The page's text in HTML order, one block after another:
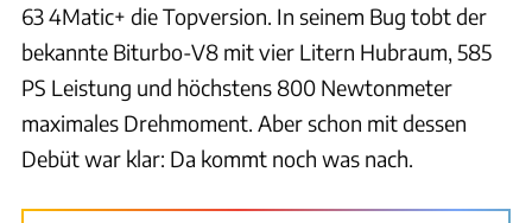
63 4Matic+ die Topversion. In seinem Bug tobt der
bekannte Biturbo-V8 mit vier Litern Hubraum, 585
PS Leistung und höchstens 800 Newtonmeter
maximales Drehmoment. Aber schon mit dessen
Debüt war klar: Da kommt noch was nach.